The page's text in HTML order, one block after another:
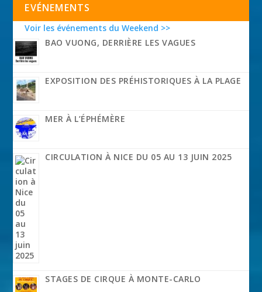
EVÉNEMENTS
Voir les événements du Weekend >>
BAO VUONG, DERRIÈRE LES VAGUES
EXPOSITION DES PRÉHISTORIQUES À LA PLAGE
MER À L’ÉPHÉMÈRE
CIRCULATION À NICE DU 05 AU 13 JUIN 2025
STAGES DE CIRQUE À MONTE-CARLO